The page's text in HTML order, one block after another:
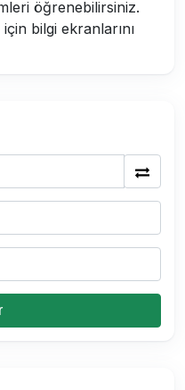
öğrenebilirsiniz.
bilgi ekranlarını